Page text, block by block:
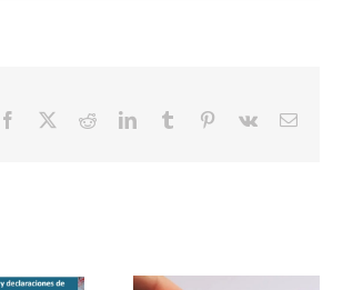
Facebook RedditLinkedInTumblr Pinterest
Vk
Correo